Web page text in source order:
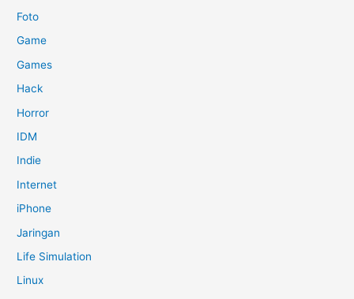
Foto
Game
Games
Hack
Horror
IDM
Indie
Internet
iPhone
Jaringan
Life Simulation
Linux